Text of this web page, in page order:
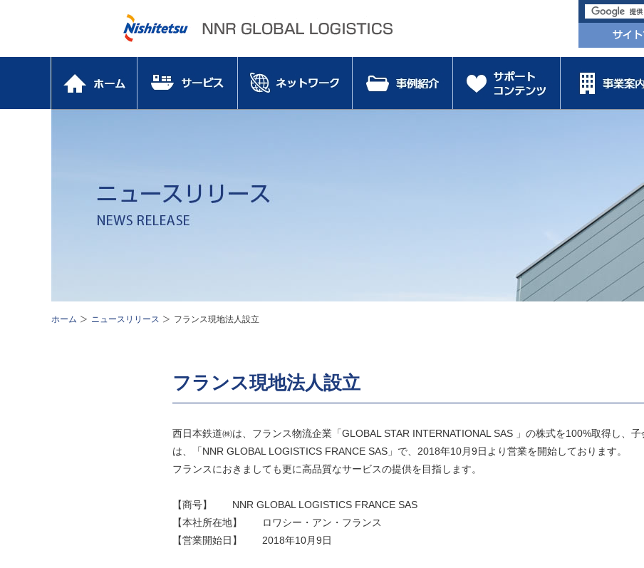
ホーム ニュースリリース フランス現地法人設立
フランス現地法人設立
西日本鉄道㈱は、フランス物流企業「GLOBAL STAR INTERNATIONAL SAS 」の株式を100%取得し、
は、「NNR GLOBAL LOGISTICS FRANCE SAS」で、2018年10月9日より営業を開始しております。
フランスにおきましても更に高品質なサービスの提供を目指します。
【商号】 NNR GLOBAL LOGISTICS FRANCE SAS
【本社所在地】 ロワシー・アン・フランス
【営業開始日】 2018年10月9日